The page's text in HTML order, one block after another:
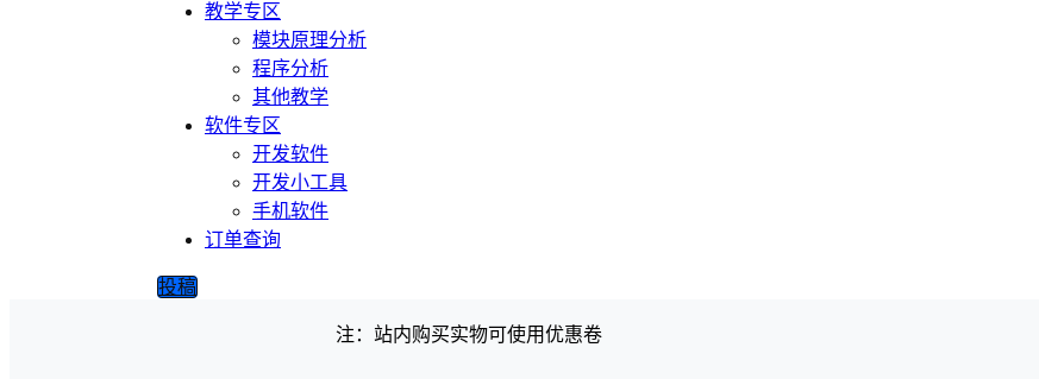
教学专区
模块原理分析
程序分析
其他教学
软件专区
开发软件
开发小工具
手机软件
订单查询
投稿
注：站内购买实物可使用优惠卷